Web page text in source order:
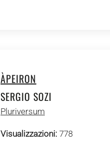
ÀPEIRON
SERGIO SOZI
Pluriversum
Visualizzazioni: 778